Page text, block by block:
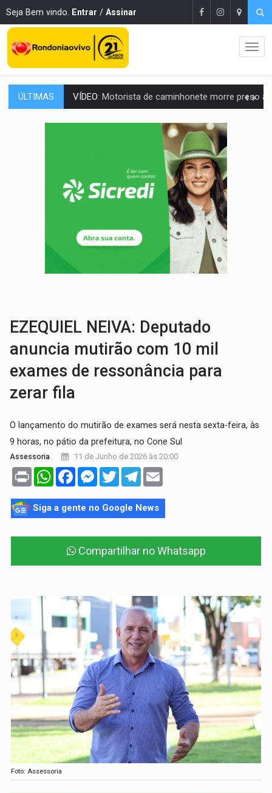
Seja Bem vindo. Entrar / Assinar
ÚLTIMAS LAZER:Seis lugares gratuitos para aproveitar o fim de semana
VÍDEO:FTICCO e Força Tática prendem membro do CV com arma e drogas
Prefeitura fortalece parceria com a APAE para ampliar ações
Exército testa inovações no combate a drones durante
TEMAS SOCIOAMBIENTAIS:Em Itapuã do Oeste, CINEMAZÔNIA leva cinema
Interior de Rondônia terá sábado (8) de calor
INFRAESTRUTURA: Após quase 30 anos de espera, asfalto chega ao
A ILHA: Coreografia de Rondônia estreia na programação do Festival de
EZEQUIEL NEIVA: Deputado
anuncia mutirão com 10 mil
exames de ressonância para
zerar fila
O lançamento do mutirão de exames será nesta sexta-feira, às
9 horas, no pátio da prefeitura, no Cone Sul
Assessoria 11 de Junho de 2026 às 20:00
Print WhatsAppFacebookMessenger
TwitterTelegram
Siga a gente no Google News
Compartilhar no Whatsapp
Foto: Assessoria